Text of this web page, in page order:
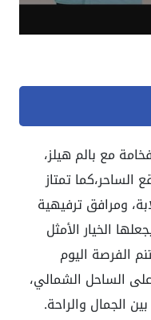
مع بالم هيلز،
الساحر،كما تمتاز
ومرافق ترفيهية
الخيار الأمثل
الفرصة اليوم
الساحل الشمالي،
الجمال والراحة.